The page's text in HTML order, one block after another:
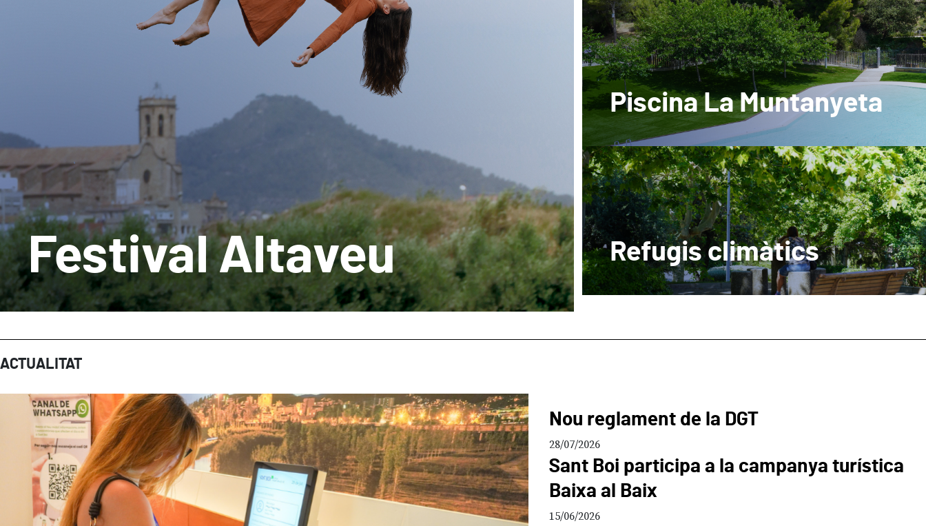
Festival Altaveu
Piscina La Muntanyeta
Refugis climàtics
ACTUALITAT
Nou reglament de la DGT
28/07/2026
Sant Boi participa a la campanya turística
Baixa al Baix
15/06/2026